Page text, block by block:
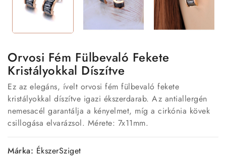
Orvosi Fém Fülbevaló Fekete
Kristályokkal Díszítve
Ez az elegáns, ívelt orvosi fém fülbevaló fekete
kristályokkal díszítve igazi ékszerdarab. Az antiallergén
nemesacél garantálja a kényelmet, míg a cirkónia kövek
csillogása elvarázsol. Mérete: 7x11mm.
Márka: ÉkszerSziget